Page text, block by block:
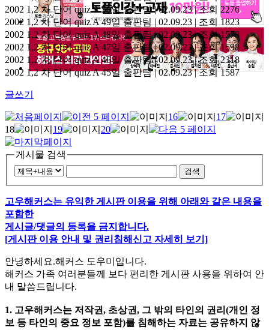
2002 1,2 차 단어 quiz A 50일출판팀 | 02.09.23 | 조회 2276
2002 1,2 차 단어 quiz A 49일출판팀 | 02.09.23 | 조회 1823
2002 1,2 차 단어 quiz A 48일출판팀 | 02.09.23 | 조회 1578
2002 1,2 차 단어 quiz A 47일 출판팀 | 02.09.23 | 조회 1598
2002 1,2 차 단어 quiz A 46일출판팀 | 02.09.23 | 조회 2318
2002 1,2 차 단어 quiz A 45일출판팀 | 02.09.23 | 조회 1587
글쓰기
16
17
18
19 20
게시물 검색
검색
고우해커스는 유익한 게시판 이용을 위해 아래와 같은 내용을
포함한
게시글/댓글의 등록을 금지합니다.
[게시판 이용 안내 및 권리침해신고 자세히 보기]
안녕하세요.해커스 도우미입니다.
해커스 가족 여러분들께 보다 편리한 게시판 사용을 위하여 안
내 말씀드립니다.
1. 고우해커스는 저작권, 초상권, 그 밖의 타인의 권리(개인 정
보 등 타인의 중요 정보 포함)를 침해하는 자료는 공유하지 않